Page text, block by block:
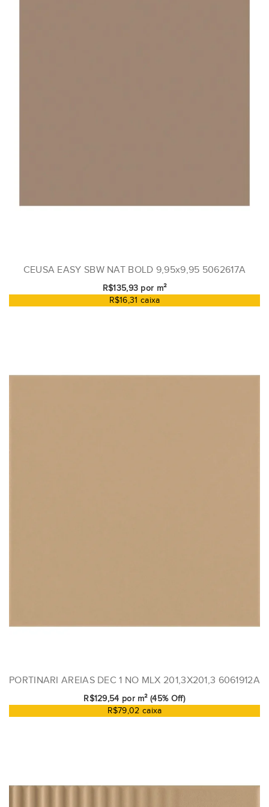
CEUSA EASY SBW NAT BOLD 9,95x9,95 5062617A
R$135,93 por m²
R$16,31 caixa
PORTINARI AREIAS DEC 1 NO MLX 201,3X201,3 6061912A
R$129,54 por m² (45% Off)
R$79,02 caixa